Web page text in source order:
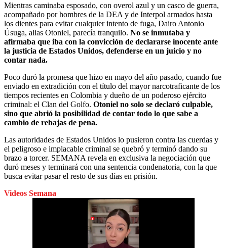
Mientras caminaba esposado, con overol azul y un casco de guerra,
acompañado por hombres de la DEA y de Interpol armados hasta
los dientes para evitar cualquier intento de fuga, Dairo Antonio
Úsuga, alias Otoniel, parecía tranquilo. No se inmutaba y
afirmaba que iba con la convicción de declararse inocente ante
la justicia de Estados Unidos, defenderse en un juicio y no
contar nada.
Poco duró la promesa que hizo en mayo del año pasado, cuando fue
enviado en extradición con el título del mayor narcotraficante de los
tiempos recientes en Colombia y dueño de un poderoso ejército
criminal: el Clan del Golfo. Otoniel no solo se declaró culpable,
sino que abrió la posibilidad de contar todo lo que sabe a
cambio de rebajas de pena.
Las autoridades de Estados Unidos lo pusieron contra las cuerdas y
el peligroso e implacable criminal se quebró y terminó dando su
brazo a torcer. SEMANA revela en exclusiva la negociación que
duró meses y terminará con una sentencia condenatoria, con la que
busca evitar pasar el resto de sus días en prisión.
Videos Semana